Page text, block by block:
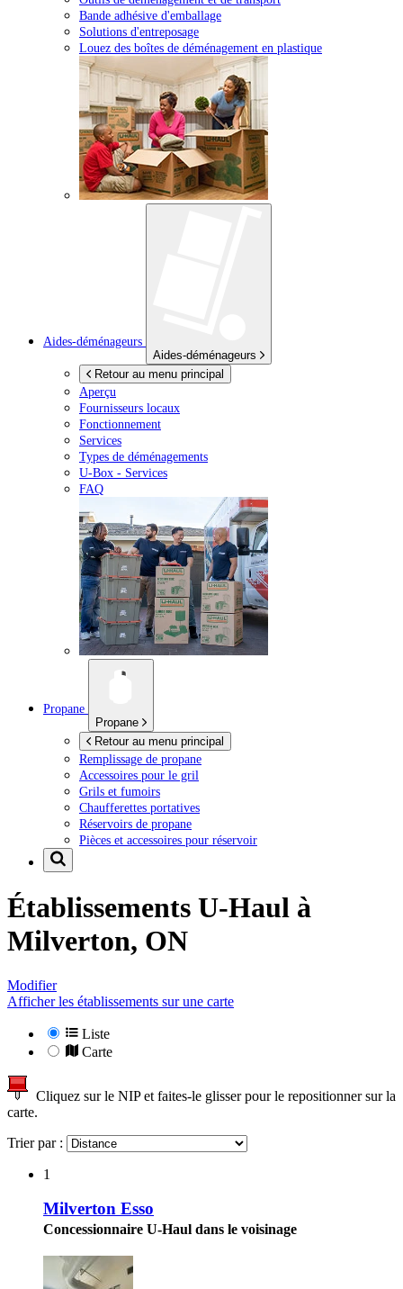
Bande adhésive d'emballage
Solutions d'entreposage
Louez des boîtes de déménagement en plastique
Aides-déménageurs
Aides-déménageurs
Retour au menu principal
Aperçu
Fournisseurs locaux
Fonctionnement
Services
Types de déménagements
U-Box - Services
FAQ
Propane
Propane
Retour au menu principal
Remplissage de propane
Accessoires pour le gril
Grils et fumoirs
Chaufferettes portatives
Réservoirs de propane
Pièces et accessoires pour réservoir
Établissements U-Haul à
Milverton, ON
Modifier
Afficher les établissements sur une carte
Liste
Carte
Cliquez sur le NIP et faites-le glisser pour le repositionner sur la
carte.
Trier par :
1
Milverton Esso
Concessionnaire U-Haul dans le voisinage